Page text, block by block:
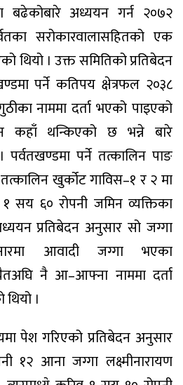
बढेकोबारे अध्ययन गर्न २०७२
सरोकारवालासहितको एक
थियो । उक्त समितिको प्रतिबेदन
पर्ने कतिपय क्षेत्रफल २०३८
नाममा दर्ता भएको पाइएको
कहाँ थन्किएको छ भन्ने बारे
पर्ने तत्कालिन पाङ
खुर्कोट गाविस–१ र २ मा
सय ६० रोपनी जमिन व्यक्तिका
प्रतिबेदन अनुसार सो जग्गा
आवादी जग्गा भएका
नै आ–आफ्ना नाममा दर्ता
।
पेश गरिएको प्रतिबेदन अनुसार
१२ आना जग्गा लक्ष्मीनारायण